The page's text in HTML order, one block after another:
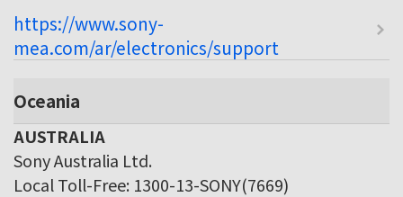
https://www.sony-
mea.com/ar/electronics/support
Oceania
AUSTRALIA
Sony Australia Ltd.
Local Toll-Free: 1300-13-SONY(7669)